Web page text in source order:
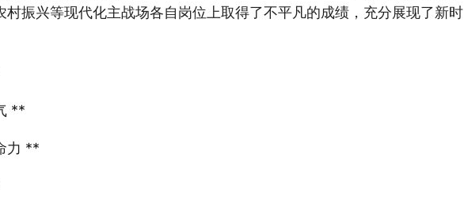
村振兴等现代化主战场各自岗位上取得了不平凡的成绩，充分展现了新时
**
力 **